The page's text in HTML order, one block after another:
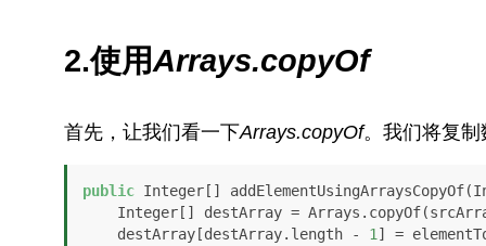
2.使用Arrays.copyOf
首先，让我们看一下Arrays.copyOf。我们将复
public Integer[]
Integer[] destArray =
    destArray[destArray.length -
1 ] =